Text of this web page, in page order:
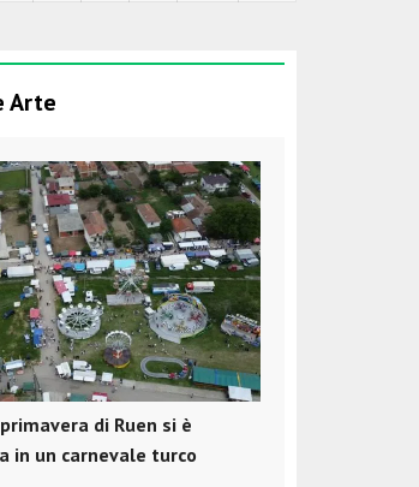
Arte
di Ruen si è
in un carnevale turco